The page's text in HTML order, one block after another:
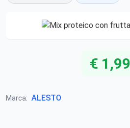
€ 1,99
Marca: ALESTO